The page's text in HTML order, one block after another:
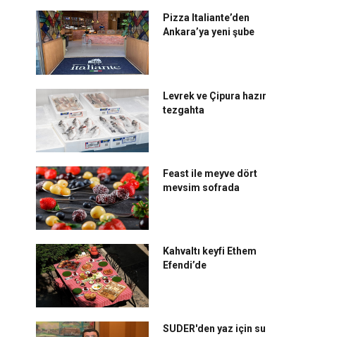
Pizza Italiante’den
Ankara’ya yeni şube
Levrek ve Çipura hazır
tezgahta
Feast ile meyve dört
mevsim sofrada
Kahvaltı keyfi Ethem
Efendi’de
SUDER'den yaz için su